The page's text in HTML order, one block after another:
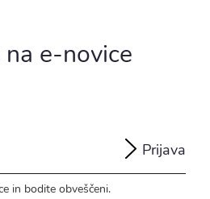
na e-novice
Prijava
in bodite obveščeni.